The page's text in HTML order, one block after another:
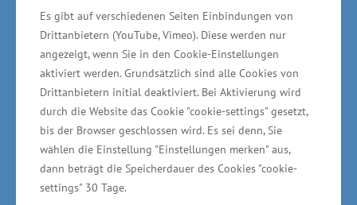
Es gibt auf verschiedenen Seiten Einbindungen von
Drittanbietern (YouTube, Vimeo). Diese werden nur
angezeigt, wenn Sie in den Cookie-Einstellungen
aktiviert werden. Grundsätzlich sind alle Cookies von
Drittanbietern initial deaktiviert. Bei Aktivierung wird
durch die Website das Cookie "cookie-settings" gesetzt,
bis der Browser geschlossen wird. Es sei denn, Sie
wählen die Einstellung "Einstellungen merken" aus,
dann beträgt die Speicherdauer des Cookies "cookie-
settings" 30 Tage.
Bildungs-, Sozial- und Finanzministerium unter
Einbeziehung der Fachverbände vorbereitet. So
müssen u. a. ein Rahmen-Curriculum, eine
Ausbildungs- und Prüfungsordnung sowie eine
Umlageordnung entwickelt werden. „Dies ist ein
Kraftakt für alle Beteiligten und eine Menge
Hausaufgaben sind zu erledigen. Entscheidend
ist es, die Dinge gemeinsam voranzutreiben“,